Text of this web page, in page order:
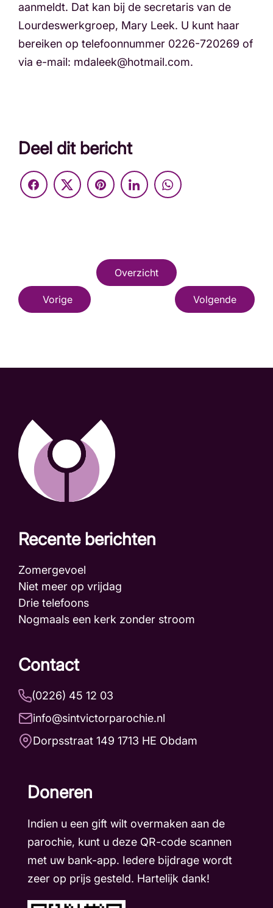
aanmeldt. Dat kan bij de secretaris van de
Lourdeswerkgroep, Mary Leek. U kunt haar
bereiken op telefoonnummer 0226-720269 of
via e-mail: mdaleek@hotmail.com.
Deel dit bericht
Overzicht
Vorige Volgende
Recente berichten
Zomergevoel
Niet meer op vrijdag
Drie telefoons
Nogmaals een kerk zonder stroom
Contact
(0226) 45 12 03
info@sintvictorparochie.nl
Dorpsstraat 149 1713 HE Obdam
Doneren
Indien u een gift wilt overmaken aan de
parochie, kunt u deze QR-code scannen
met uw bank-app. Iedere bijdrage wordt
zeer op prijs gesteld. Hartelijk dank!